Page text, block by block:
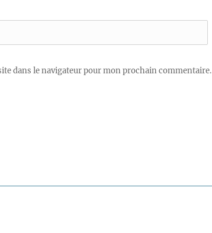
dans le navigateur pour mon prochain commentaire.